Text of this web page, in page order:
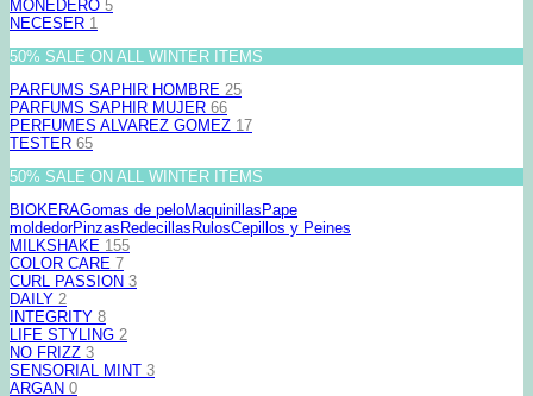
MONEDERO 5
NECESER 1
50% SALE ON ALL WINTER ITEMS
PARFUMS SAPHIR HOMBRE 25
PARFUMS SAPHIR MUJER 66
PERFUMES ALVAREZ GOMEZ 17
TESTER 65
50% SALE ON ALL WINTER ITEMS
BIOKERAGomas de peloMaquinillas Pape
moldedorPinzas Redecillas RulosCepillos y Peines
MILKSHAKE 155
COLOR CARE 7
CURL PASSION 3
DAILY 2
INTEGRITY 8
LIFE STYLING 2
NO FRIZZ 3
SENSORIAL MINT 3
ARGAN 0